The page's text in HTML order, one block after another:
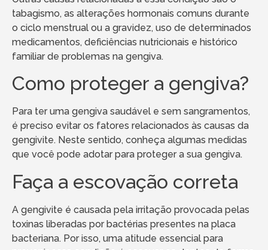
tabagismo, as alterações hormonais comuns durante
o ciclo menstrual ou a gravidez, uso de determinados
medicamentos, deficiências nutricionais e histórico
familiar de problemas na gengiva.
Como proteger a gengiva?
Para ter uma gengiva saudável e sem sangramentos,
é preciso evitar os fatores relacionados às causas da
gengivite. Neste sentido, conheça algumas medidas
que você pode adotar para proteger a sua gengiva.
Faça a escovação correta
A gengivite é causada pela irritação provocada pelas
toxinas liberadas por bactérias presentes na placa
bacteriana. Por isso, uma atitude essencial para